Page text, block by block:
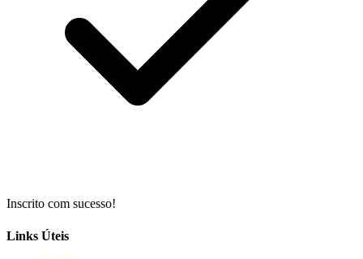
Inscrito com sucesso!
Links Úteis